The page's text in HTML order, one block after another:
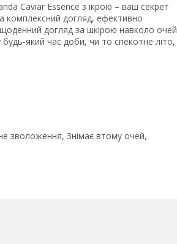
Caviar Essence з ікрою – ваш секрет
комплексний догляд, ефективно
догляд за шкірою навколо очей
який час доби, чи то спекотне літо,
зволоження, Знімає втому очей,